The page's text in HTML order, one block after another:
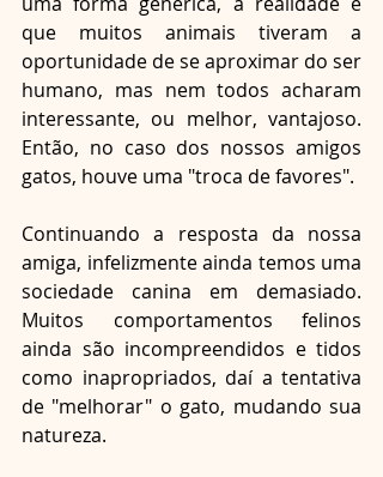
que muitos animais tiveram a
oportunidade de se aproximar do ser
humano, mas nem todos acharam
interessante, ou melhor, vantajoso.
Então, no caso dos nossos amigos
gatos, houve uma "troca de favores".
Continuando a resposta da nossa
amiga, infelizmente ainda temos uma
sociedade canina em demasiado.
Muitos comportamentos felinos
ainda são incompreendidos e tidos
como inapropriados, daí a tentativa
de "melhorar" o gato, mudando sua
natureza.